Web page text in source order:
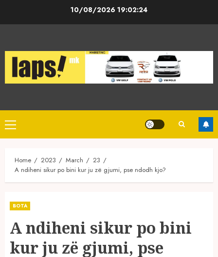
10/08/2026 19:02:24
Primary
Menu
Home 2023 March
23
A ndiheni sikur po bini kur ju zë gjumi, pse ndodh kjo?
BOTA
A ndiheni sikur po bini
kur ju zë gjumi, pse